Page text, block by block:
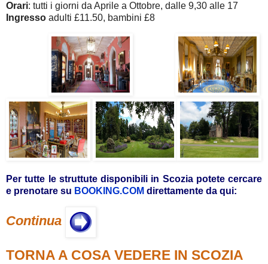
Orari: tutti i giorni da Aprile a Ottobre, dalle 9,30 alle 17
Ingresso adulti £11.50, bambini £8
Per tutte le struttute disponibili in Scozia potete cercare
e prenotare su BOOKING.COM direttamente da qui:
Continua
TORNA A COSA VEDERE IN SCOZIA